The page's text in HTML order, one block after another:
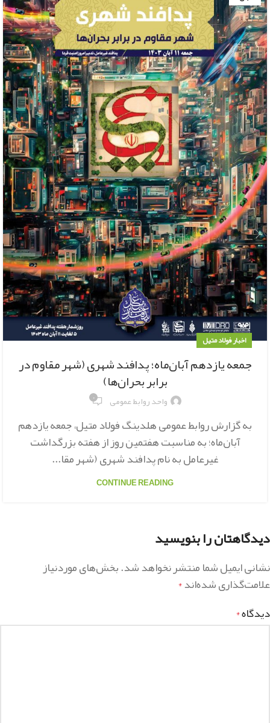
اخبار فولاد متیل
جمعه یازدهم آبان‌ماه؛ پدافند شهری (شهر مقاوم در
برابر بحران‌ها)
واحد روابط عمومی ۰
به گزارش روابط عمومی هلدینگ فولاد متیل، جمعه یازدهم
آبان‌ماه؛ به مناسبت هفتمین روز از هفته بزرگداشت
غیرعامل به نام پدافند شهری (شهر مقا...
CONTINUE READING
دیدگاهتان را بنویسید
نشانی ایمیل شما منتشر نخواهد شد.بخش‌های موردنیاز
علامت‌گذاری شده‌اند*
دیدگاه*